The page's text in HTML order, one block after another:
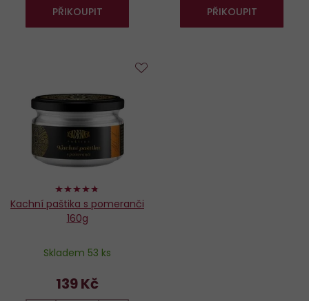
PŘIKOUPIT PŘIKOUPIT
94%
Kachní paštika s pomeranči
160g
Skladem 53 ks
139 Kč